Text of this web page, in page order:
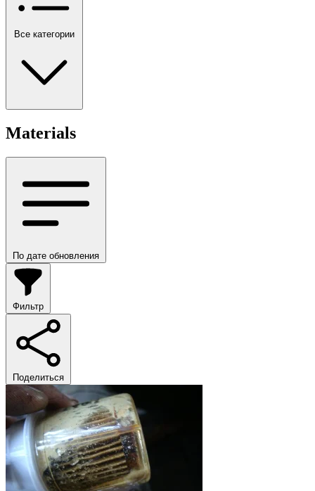
Все категории
Materials
По дате обновления
Фильтр
Поделиться